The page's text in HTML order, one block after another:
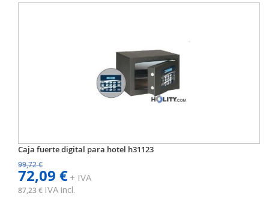
Caja fuerte digital para hotel h31123
99,72 €
72,09 €+ IVA
87,23 € IVA incl.